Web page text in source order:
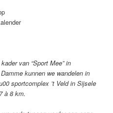
van “Sport Mee” in
kunnen we wandelen in
sportcomplex ’t Veld in Sijsele
à 8 km.